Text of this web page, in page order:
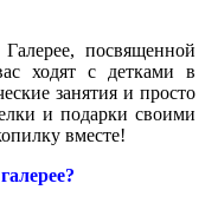
посвященной
ходят с детками в
занятия и просто
и подарки своими
вместе!